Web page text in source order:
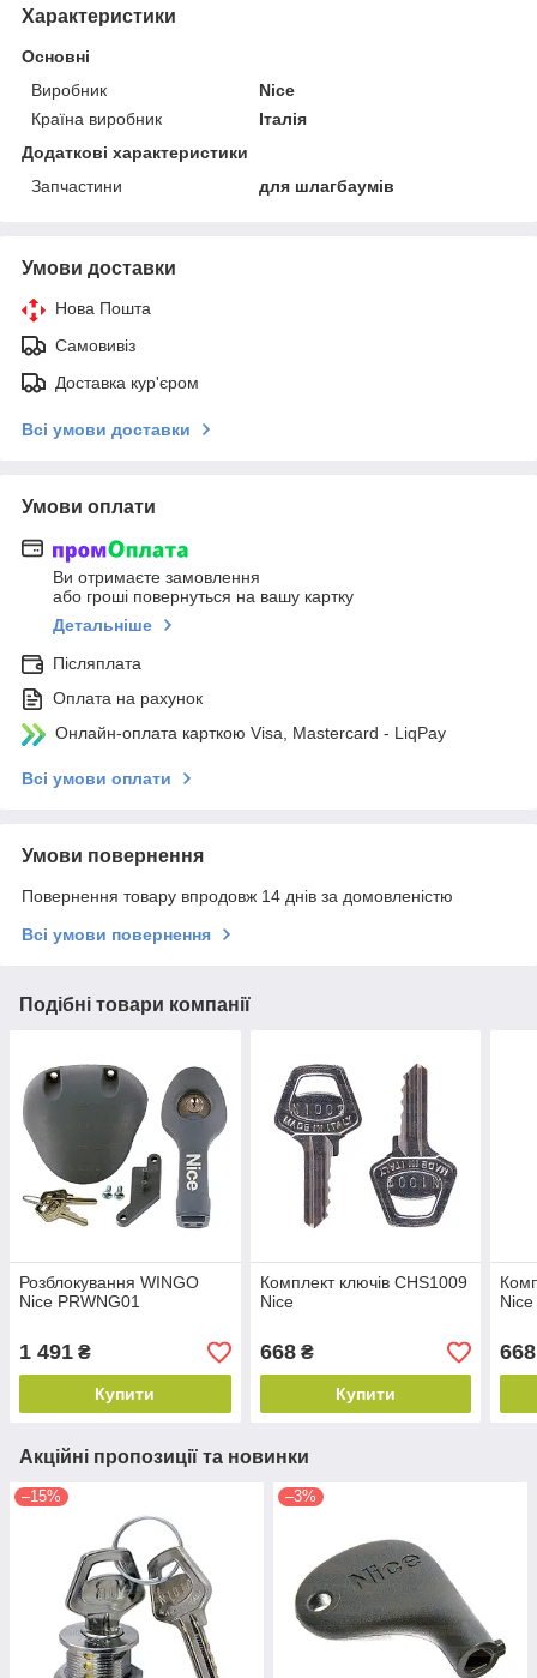
Характеристики
Основні
Виробник
Nice
Країна виробник
Італія
Додаткові характеристики
Запчастини
для шлагбаумів
Умови доставки
Нова Пошта
Самовивіз
Доставка кур'єром
Всі умови доставки
Умови оплати
Ви отримаєте замовлення
або гроші повернуться на вашу картку
Детальніше
Післяплата
Оплата на рахунок
Онлайн-оплата карткою Visa, Mastercard - LiqPay
Всі умови оплати
Умови повернення
Повернення товару впродовж 14 днів за домовленістю
Всі умови повернення
Подібні товари компанії
Розблокування WINGO
Nice PRWNG01
1 491 ₴
Купити
Комплект ключів CHS1009
Nice
668₴
Купити
Nice
668
Акційні пропозиції та новинки
–15% –3%